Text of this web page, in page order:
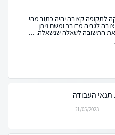
לתקופה קצובה יהיה כתוב מהי
לגביה מדובר ומשם ניתן
את התשובה לשאלה שנשאלה. ...
תנאי העבודה
21/05/2023